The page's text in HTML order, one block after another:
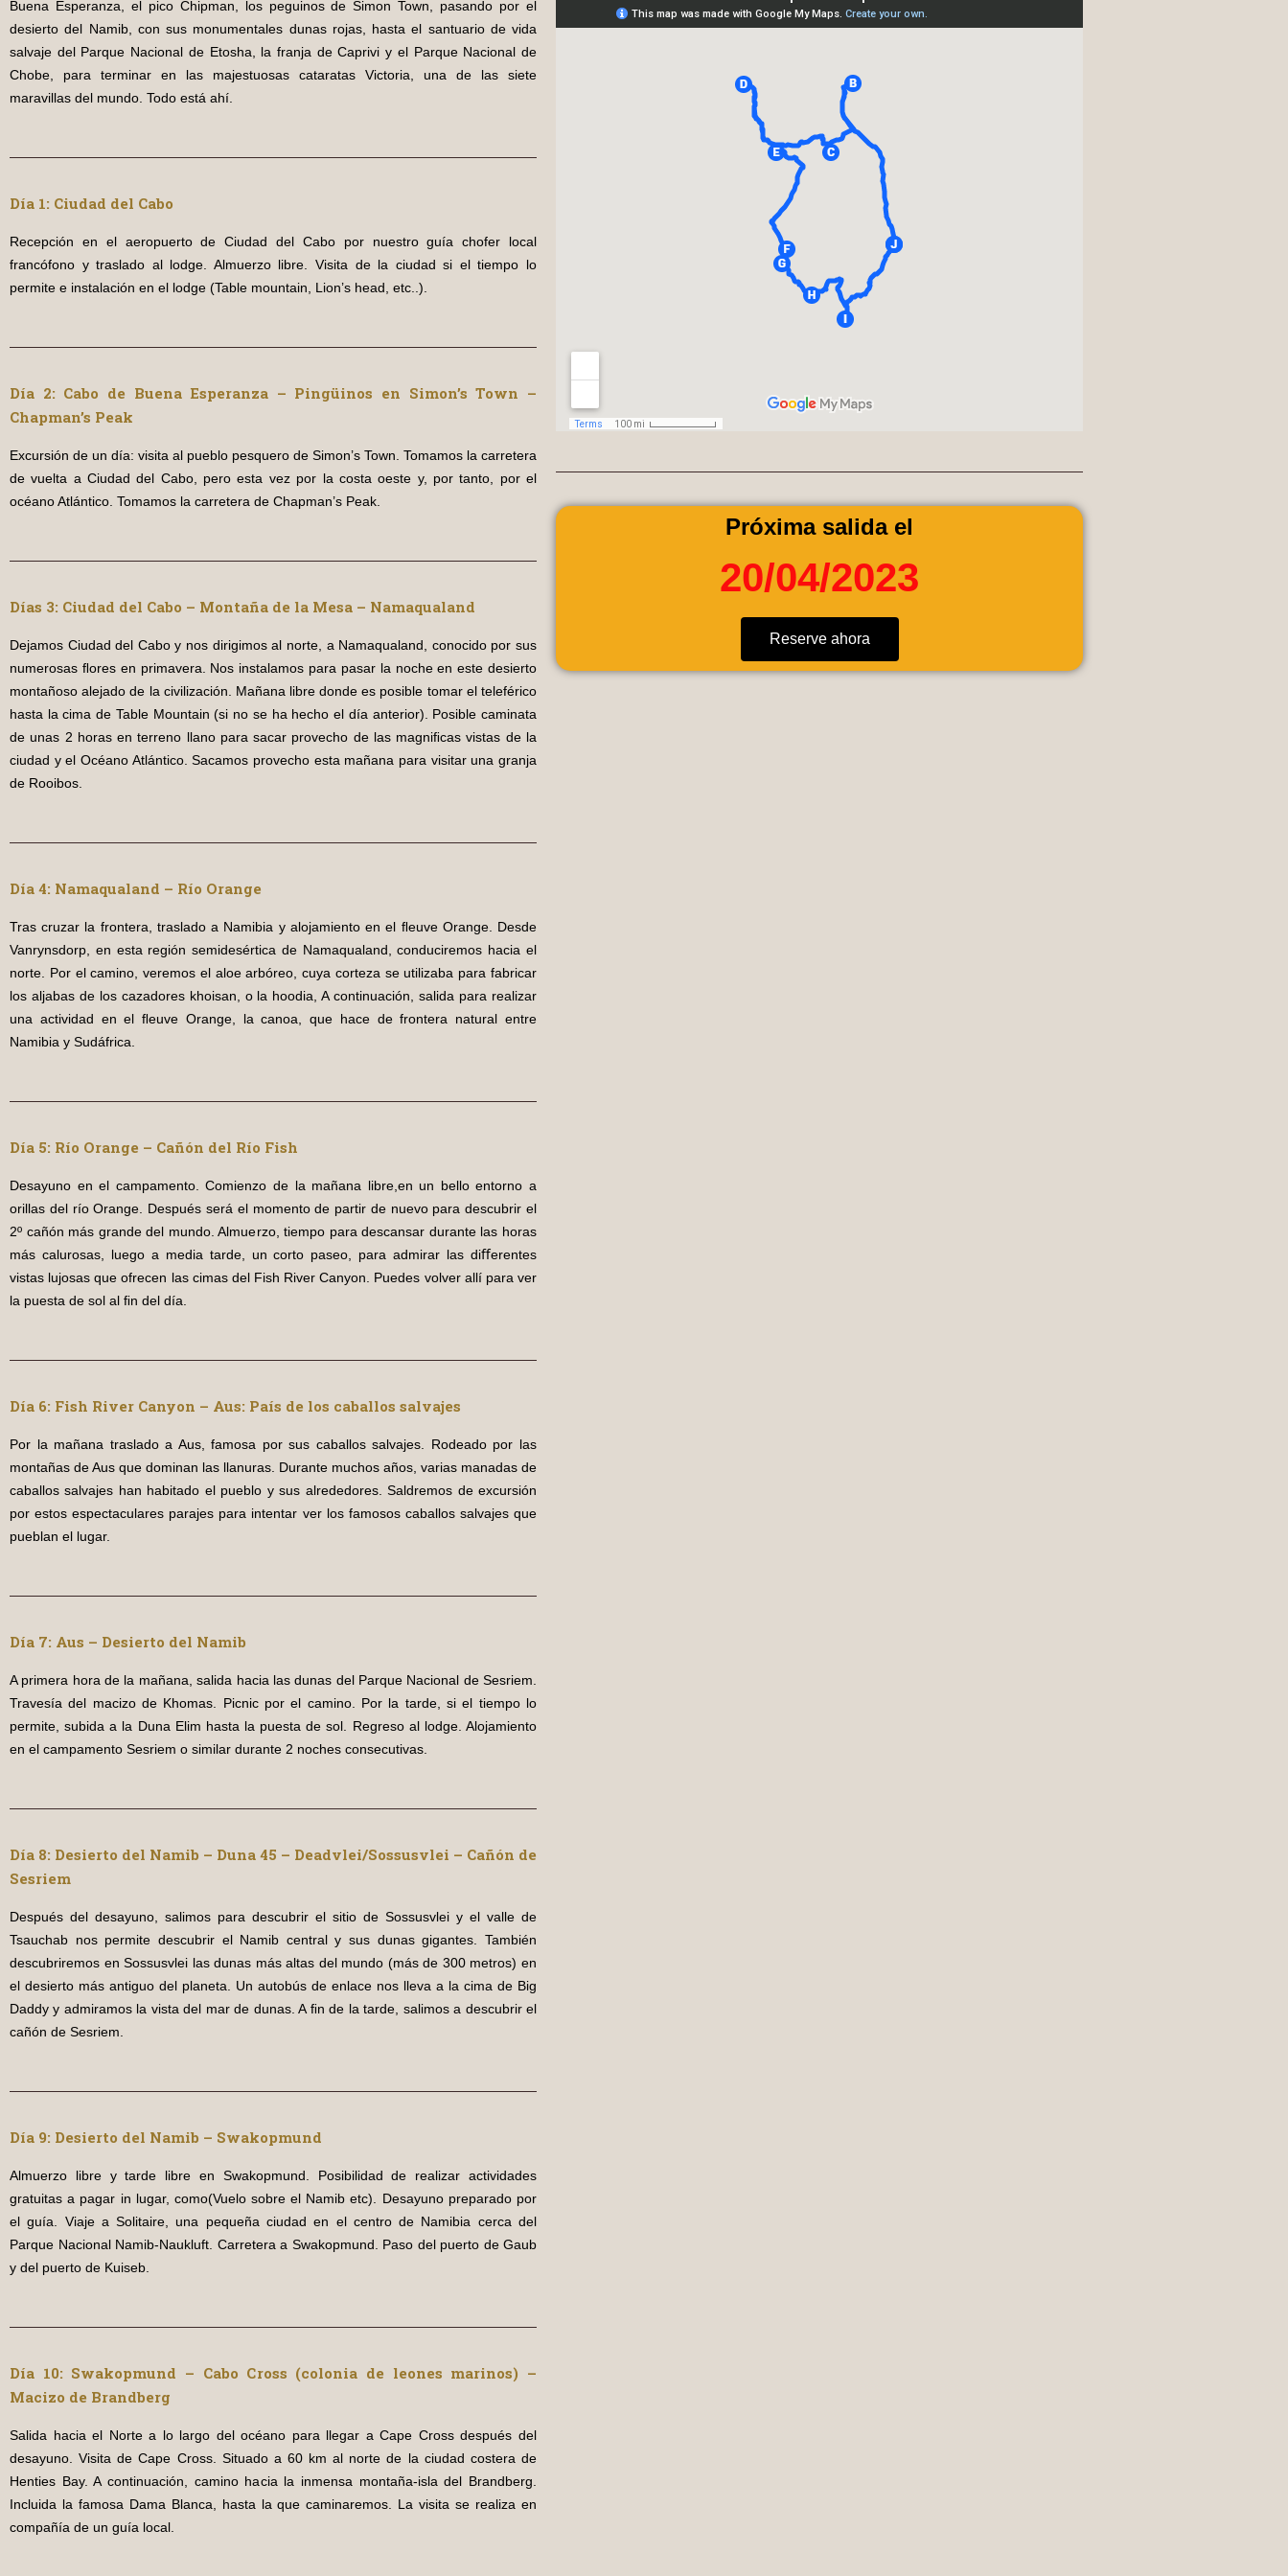
Buena Esperanza, el pico Chipman, los peguinos de Simon Town, pasando por el
desierto del Namib, con sus monumentales dunas rojas, hasta el santuario de vida
salvaje del Parque Nacional de Etosha, la franja de Caprivi y el Parque Nacional de
Chobe, para terminar en las majestuosas cataratas Victoria, una de las siete
maravillas del mundo. Todo está ahí.
Día 1: Ciudad del Cabo
Recepción en el aeropuerto de Ciudad del Cabo por nuestro guía chofer local
francófono y traslado al lodge. Almuerzo libre. Visita de la ciudad si el tiempo lo
permite e instalación en el lodge (Table mountain, Lion’s head, etc..).
Día 2: Cabo de Buena Esperanza – Pingüinos en Simon’s Town –
Chapman’s Peak
Excursión de un día: visita al pueblo pesquero de Simon’s Town. Tomamos la carretera
de vuelta a Ciudad del Cabo, pero esta vez por la costa oeste y, por tanto, por el
océano Atlántico. Tomamos la carretera de Chapman’s Peak.
Días 3: Ciudad del Cabo – Montaña de la Mesa – Namaqualand
Dejamos Ciudad del Cabo y nos dirigimos al norte, a Namaqualand, conocido por sus
numerosas ﬂores en primavera. Nos instalamos para pasar la noche en este desierto
montañoso alejado de la civilización. Mañana libre donde es posible tomar el teleférico
hasta la cima de Table Mountain (si no se ha hecho el día anterior). Posible caminata
de unas 2 horas en terreno llano para sacar provecho de las magniﬁcas vistas de la
ciudad y el Océano Atlántico. Sacamos provecho esta mañana para visitar una granja
de Rooibos.
Día 4: Namaqualand – Río Orange
Tras cruzar la frontera, traslado a Namibia y alojamiento en el ﬂeuve Orange. Desde
Vanrynsdorp, en esta región semidesértica de Namaqualand, conduciremos hacia el
norte. Por el camino, veremos el aloe arbóreo, cuya corteza se utilizaba para fabricar
los aljabas de los cazadores khoisan, o la hoodia, A continuación, salida para realizar
una actividad en el ﬂeuve Orange, la canoa, que hace de frontera natural entre
Namibia y Sudáfrica.
Día 5: Río Orange – Cañón del Río Fish
Desayuno en el campamento. Comienzo de la mañana libre,en un bello entorno a
orillas del río Orange. Después será el momento de partir de nuevo para descubrir el
2º cañón más grande del mundo. Almuerzo, tiempo para descansar durante las horas
más calurosas, luego a media tarde, un corto paseo, para admirar las diﬀerentes
vistas lujosas que ofrecen las cimas del Fish River Canyon. Puedes volver allí para ver
la puesta de sol al ﬁn del día.
Día 6: Fish River Canyon – Aus: País de los caballos salvajes
Por la mañana traslado a Aus, famosa por sus caballos salvajes. Rodeado por las
montañas de Aus que dominan las llanuras. Durante muchos años, varias manadas de
caballos salvajes han habitado el pueblo y sus alrededores. Saldremos de excursión
por estos espectaculares parajes para intentar ver los famosos caballos salvajes que
pueblan el lugar.
Día 7: Aus – Desierto del Namib
A primera hora de la mañana, salida hacia las dunas del Parque Nacional de Sesriem.
Travesía del macizo de Khomas. Picnic por el camino. Por la tarde, si el tiempo lo
permite, subida a la Duna Elim hasta la puesta de sol. Regreso al lodge. Alojamiento
en el campamento Sesriem o similar durante 2 noches consecutivas.
Día 8: Desierto del Namib – Duna 45 – Deadvlei/Sossusvlei – Cañón de
Sesriem
Después del desayuno, salimos para descubrir el sitio de Sossusvlei y el valle de
Tsauchab nos permite descubrir el Namib central y sus dunas gigantes. También
descubriremos en Sossusvlei las dunas más altas del mundo (más de 300 metros) en
el desierto más antiguo del planeta. Un autobús de enlace nos lleva a la cima de Big
Daddy y admiramos la vista del mar de dunas. A ﬁn de la tarde, salimos a descubrir el
cañón de Sesriem.
Día 9: Desierto del Namib – Swakopmund
Almuerzo libre y tarde libre en Swakopmund. Posibilidad de realizar actividades
gratuitas a pagar in lugar, como(Vuelo sobre el Namib etc). Desayuno preparado por
el guía. Viaje a Solitaire, una pequeña ciudad en el centro de Namibia cerca del
Parque Nacional Namib-Naukluft. Carretera a Swakopmund. Paso del puerto de Gaub
y del puerto de Kuiseb.
Día 10: Swakopmund – Cabo Cross (colonia de leones marinos) –
Macizo de Brandberg
Salida hacia el Norte a lo largo del océano para llegar a Cape Cross después del
desayuno. Visita de Cape Cross. Situado a 60 km al norte de la ciudad costera de
Henties Bay. A continuación, camino hacia la inmensa montaña-isla del Brandberg.
Incluida la famosa Dama Blanca, hasta la que caminaremos. La visita se realiza en
compañía de un guía local.
Próxima salida el
20/04/2023
Reserve ahora